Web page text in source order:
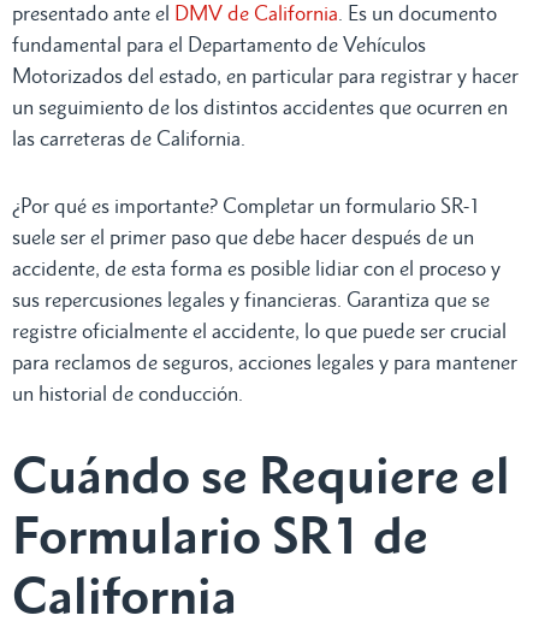
presentado ante el DMV de California. Es un documento
fundamental para el Departamento de Vehículos
Motorizados del estado, en particular para registrar y hacer
un seguimiento de los distintos accidentes que ocurren en
las carreteras de California.
¿Por qué es importante? Completar un formulario SR-1
suele ser el primer paso que debe hacer después de un
accidente, de esta forma es posible lidiar con el proceso y
sus repercusiones legales y financieras. Garantiza que se
registre oficialmente el accidente, lo que puede ser crucial
para reclamos de seguros, acciones legales y para mantener
un historial de conducción.
Cuándo se Requiere el
Formulario SR1 de
California